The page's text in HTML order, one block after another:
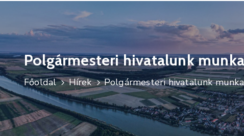
Polgármesteri hivatalunk
Főoldal Hírek Polgármesteri hivatalunk